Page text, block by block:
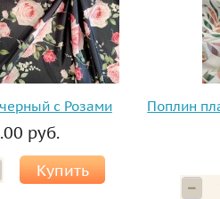
с Розами
руб.
Купить
Поплин